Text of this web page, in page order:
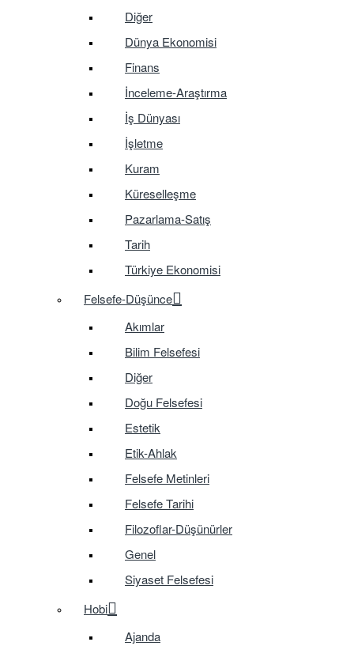
Diğer
Dünya Ekonomisi
Finans
İnceleme-Araştırma
İş Dünyası
İşletme
Kuram
Küreselleşme
Pazarlama-Satış
Tarih
Türkiye Ekonomisi
Felsefe-Düşünce
Akımlar
Bilim Felsefesi
Diğer
Doğu Felsefesi
Estetik
Etik-Ahlak
Felsefe Metinleri
Felsefe Tarihi
Filozoflar-Düşünürler
Genel
Siyaset Felsefesi
Hobi
Ajanda